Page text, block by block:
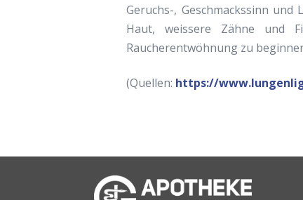
Geruchs-, Geschmackssinn
Haut, weissere Zähne und
Raucherentwöhnung zu
(Quellen: https://